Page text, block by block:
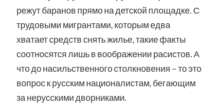
режут баранов прямо на детской площадке. С
трудовыми мигрантами, которым едва
хватает средств снять жилье, такие факты
соотносятся лишь в воображении расистов. А
что до насильственного столкновения – то это
вопрос к русским националистам, бегающим
за нерусскими дворниками.